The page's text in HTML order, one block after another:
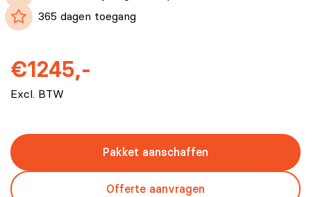
365 dagen toegang
€1245,-
Excl. BTW
Pakket aanschaffen
Offerte aanvragen